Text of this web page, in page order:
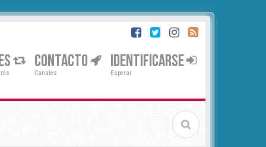
CONTACTO
Canales
IDENTIFICARSE
Esperar